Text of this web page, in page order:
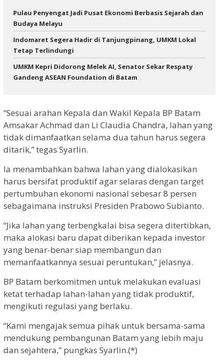
Pulau Penyengat Jadi Pusat Ekonomi Berbasis Sejarah dan
Budaya Melayu
Indomaret Segera Hadir di Tanjungpinang, UMKM Lokal
Tetap Terlindungi
UMKM Kepri Didorong Melek AI, Senator Sekar Respaty
Gandeng ASEAN Foundation di Batam
“Sesuai arahan Kepala dan Wakil Kepala BP Batam
Amsakar Achmad dan Li Claudia Chandra, lahan yang
tidak dimanfaatkan selama dua tahun harus segera
ditarik,” tegas Syarlin.
Ia menambahkan bahwa lahan yang dialokasikan
harus bersifat produktif agar selaras dengan target
pertumbuhan ekonomi nasional sebesar 8 persen
sebagaimana instruksi Presiden Prabowo Subianto.
“Jika lahan yang terbengkalai bisa segera ditertibkan,
maka alokasi baru dapat diberikan kepada investor
yang benar-benar siap membangun dan
memanfaatkannya sesuai peruntukan,” jelasnya.
BP Batam berkomitmen untuk melakukan evaluasi
ketat terhadap lahan-lahan yang tidak produktif,
mengikuti regulasi yang berlaku.
“Kami mengajak semua pihak untuk bersama-sama
mendukung pembangunan Batam yang lebih maju
dan sejahtera,” pungkas Syarlin.(*)